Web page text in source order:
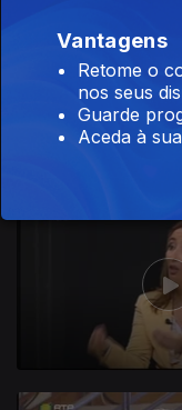
Vantagens
Retome o
nos seus
Guarde
Aceda à